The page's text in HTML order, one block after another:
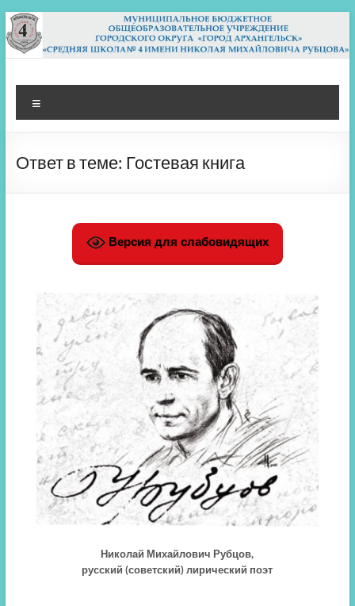
Перейти
к
содержимому
МБОУ СШ 4
Архангельск
Ответ в теме: Гостевая книга
Версия для слабовидящих
Николай Михайлович Рубцов,
русский (советский) лирический поэт